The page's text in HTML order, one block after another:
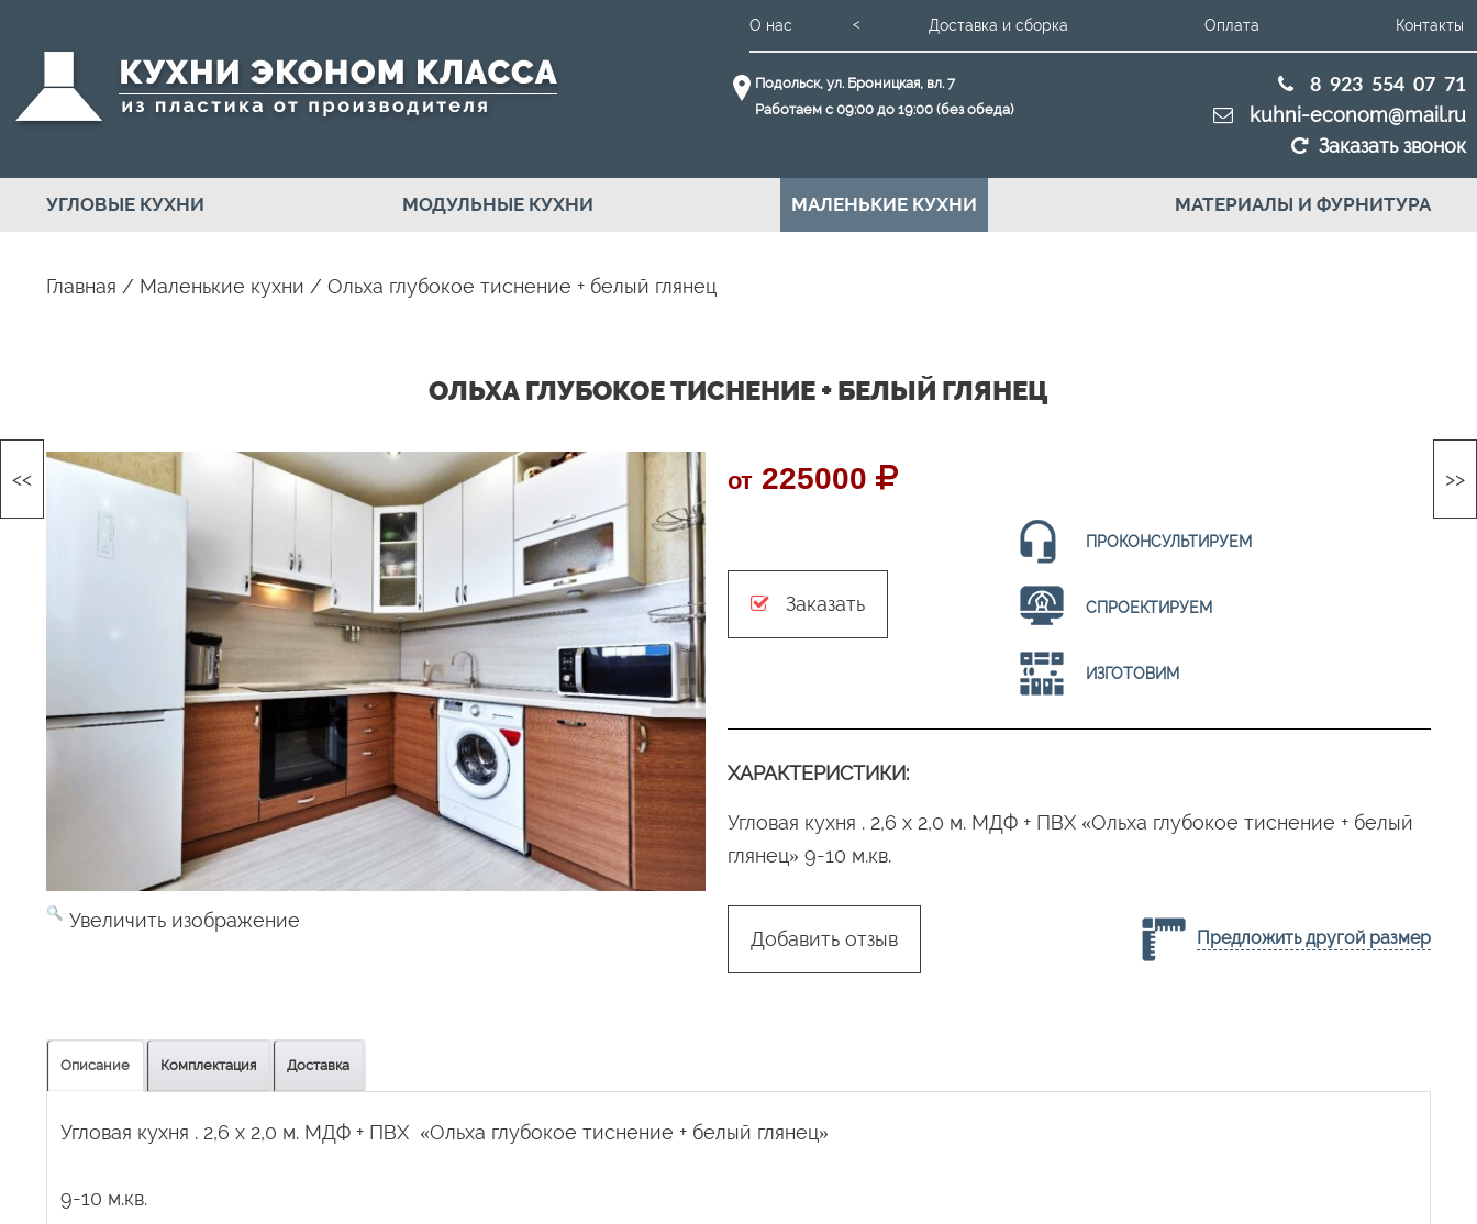
О нас Доставка и сборка Оплата Контакты
Подольск, ул. Броницкая, вл. 7
Работаем с 09:00 до 19:00 (без обеда)
8 923 554 07 71
kuhni-econom@mail.ru
Заказать звонок
УГЛОВЫЕ КУХНИ МОДУЛЬНЫЕ КУХНИ МАЛЕНЬКИЕ КУХНИ МАТЕРИАЛЫ И ФУРНИТУРА
Главная / Маленькие кухни / Ольха глубокое тиснение + белый глянец
ОЛЬХА ГЛУБОКОЕ ТИСНЕНИЕ + БЕЛЫЙ ГЛЯНЕЦ
Увеличить изображение
от 225000
Заказать
ПРОКОНСУЛЬТИРУЕМ
СПРОЕКТИРУЕМ
ИЗГОТОВИМ
ХАРАКТЕРИСТИКИ:
Угловая кухня . 2,6 х 2,0 м. МДФ + ПВХ «Ольха глубокое тиснение + белый
глянец» 9-10 м.кв.
Добавить отзыв Предложить другой размер
Описание Комплектация Доставка
Угловая кухня . 2,6 х 2,0 м. МДФ + ПВХ «Ольха глубокое тиснение + белый глянец»
9-10 м.кв.
>>
<<